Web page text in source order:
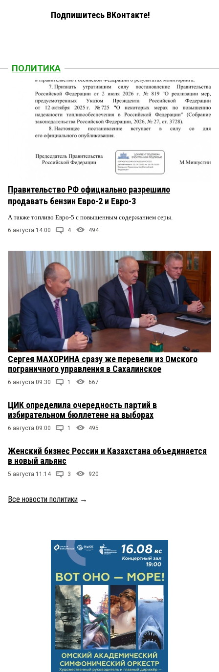
Подпишитесь ВКонтакте!
ПОЛИТИКА
Правительство РФ официально разрешило
продавать бензин Евро-2 и Евро-3
А также топливо Евро-5 с повышенным содержанием серы.
6 августа 14:00 4 494
Сергея МАХОРИНА сразу же перевели из Омского
пограничного управления в Сахалинское
6 августа 09:30 1 667
ЦИК определила очередность партий в
избирательном бюллетене на выборах
6 августа 09:00 1 495
Женский бизнес России и Казахстана объединяется
в новый альянс
5 августа 11:14 3 920
Все новости политики →